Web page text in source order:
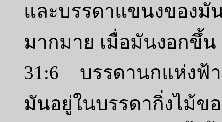
และบรรดาแขนงขอ
มากมาย เมื่อมันงอกขึ้น
31:6 บรรดานกแห่งฟ้า
มันอยู่ในบรรดากิ่งไม้